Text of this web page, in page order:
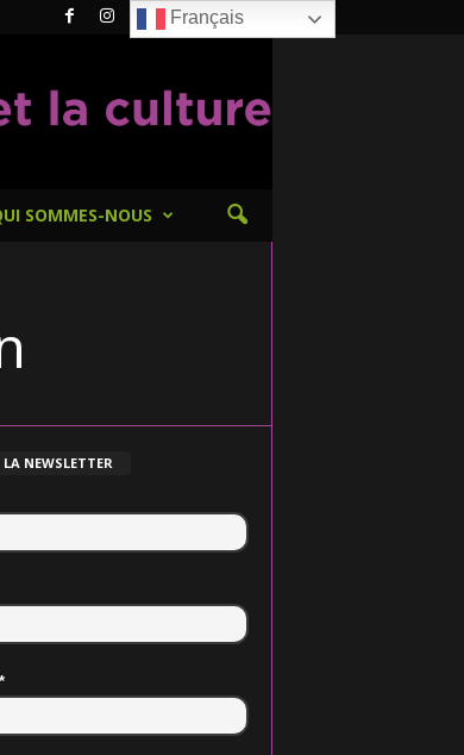
SOMMES-NOUS
LA NEWSLETTER
Français